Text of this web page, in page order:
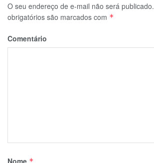
O seu endereço de e-mail não será publicado.
obrigatórios são marcados com *
Comentário
Nome *